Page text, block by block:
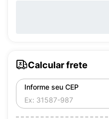
Calcular frete
Informe seu CEP